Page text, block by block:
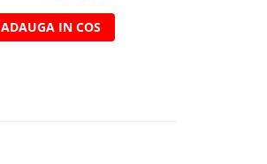
ADAUGA IN COS